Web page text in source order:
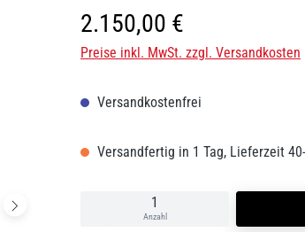
Regulärer Preis:
2.150,00 €
Preise inkl. MwSt. zzgl. Versandkosten
Versandkostenfrei
Versandfertig in 1 Tag, Lieferzeit
Anzahl